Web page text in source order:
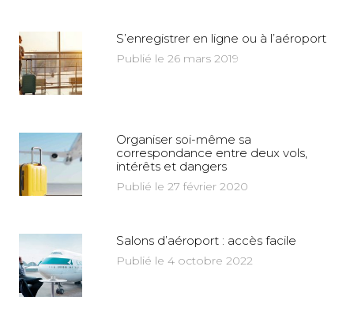
S’enregistrer en ligne ou à l’aéroport
Publié le 26 mars 2019
Organiser soi-même sa
correspondance entre deux vols,
intérêts et dangers
Publié le 27 février 2020
Salons d’aéroport : accès facile
Publié le 4 octobre 2022